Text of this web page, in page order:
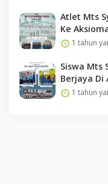
Atlet Mts
Ke
1 tahun
Siswa Mts
Berjaya Di
1 tahun